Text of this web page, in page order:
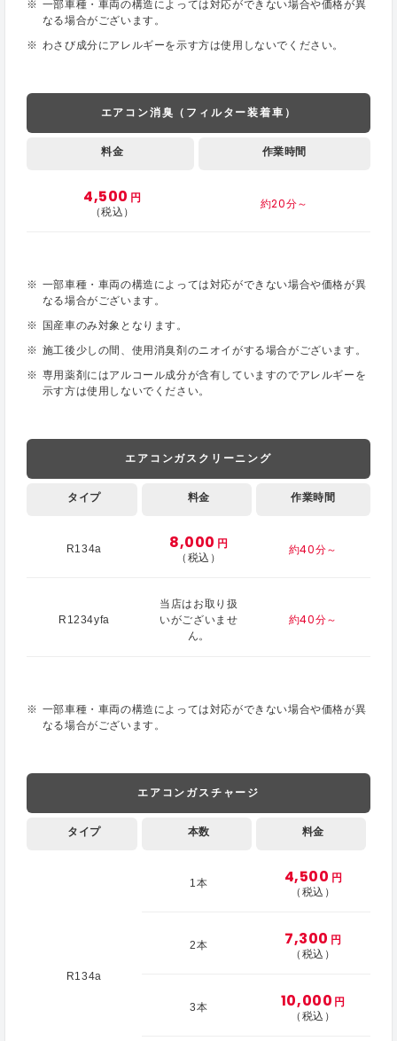
一部車種・車両の構造によっては対応ができない場合や価格が異
なる場合がございます。
わさび成分にアレルギーを示す方は使用しないでください。
エアコン消臭（フィルター装着車）
料金 作業時間
4,500 円
（税込）
約20分～
一部車種・車両の構造によっては対応ができない場合や価格が異
なる場合がございます。
国産車のみ対象となります。
施工後少しの間、使用消臭剤のニオイがする場合がございます。
専用薬剤にはアルコール成分が含有していますのでアレルギーを
示す方は使用しないでください。
エアコンガスクリーニング
タイプ 料金 作業時間
R134a 8,000 円
（税込）
約40分～
R1234yfa
当店はお取り扱
いがございませ
ん。
約40分～
一部車種・車両の構造によっては対応ができない場合や価格が異
なる場合がございます。
エアコンガスチャージ
タイプ 本数 料金
R134a
1本 4,500 円
（税込）
2本 7,300 円
（税込）
3本 10,000 円
（税込）